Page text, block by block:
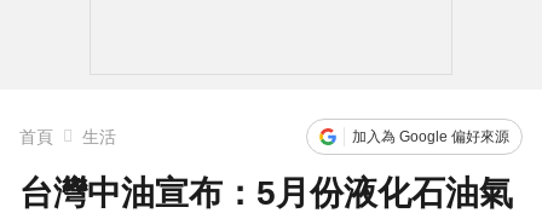
首頁 生活 加入為 Google 偏好來源
台灣中油宣布：5月份液化石油氣